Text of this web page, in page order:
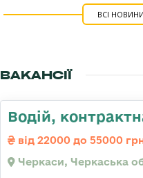
ВСІ НОВИНИ
ВАКАНСІЇ
Водій,
від 22000 до 55000
Черкаси, Черкаська